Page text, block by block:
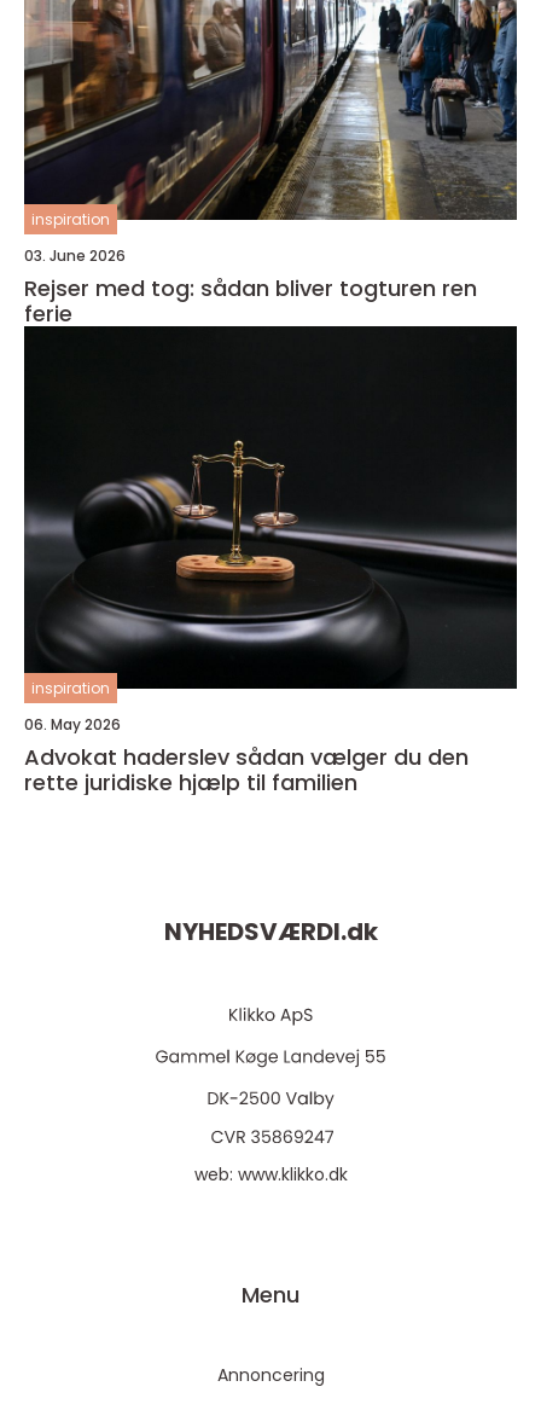
inspiration
03. June 2026
Rejser med tog: sådan bliver togturen ren
ferie
inspiration
06. May 2026
Advokat haderslev sådan vælger du den
rette juridiske hjælp til familien
NYHEDSVÆRDI.dk
web: www.klikko.dk
Menu
Annoncering